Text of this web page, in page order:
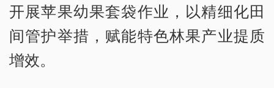
开展苹果幼果套袋作业，以精细化田
间管护举措，赋能特色林果产业提质
增效。